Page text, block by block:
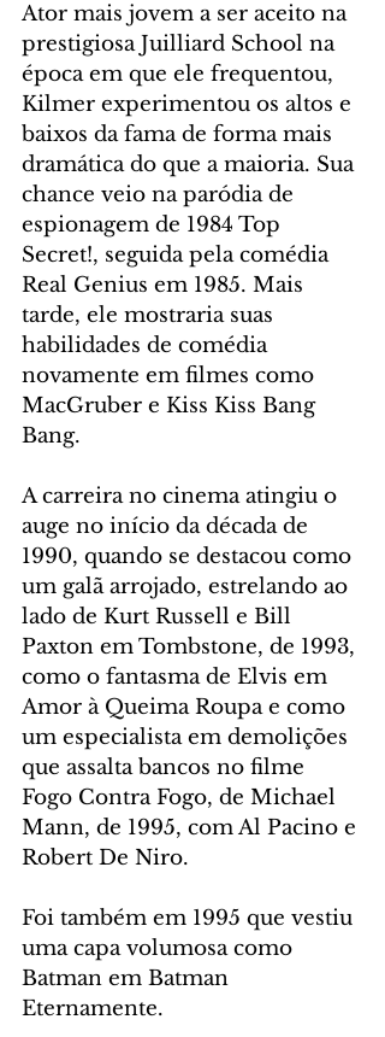
Ator mais jovem a ser aceito na
prestigiosa Juilliard School na
época em que ele frequentou,
Kilmer experimentou os altos e
baixos da fama de forma mais
dramática do que a maioria. Sua
chance veio na paródia de
espionagem de 1984 Top
Secret!, seguida pela comédia
Real Genius em 1985. Mais
tarde, ele mostraria suas
habilidades de comédia
novamente em filmes como
MacGruber e Kiss Kiss Bang
Bang.
A carreira no cinema atingiu o
auge no início da década de
1990, quando se destacou como
um galã arrojado, estrelando ao
lado de Kurt Russell e Bill
Paxton em Tombstone, de 1993,
como o fantasma de Elvis em
Amor à Queima Roupa e como
um especialista em demolições
que assalta bancos no filme
Fogo Contra Fogo, de Michael
Mann, de 1995, com Al Pacino e
Robert De Niro.
Foi também em 1995 que vestiu
uma capa volumosa como
Batman em Batman
Eternamente.